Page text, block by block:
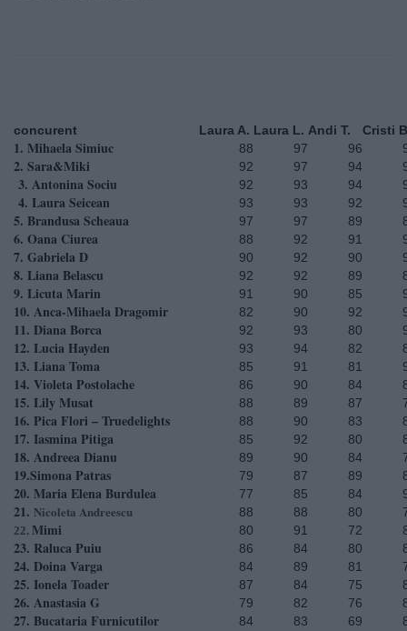
concurent Laura A. Laura L. Andi T. Cristi
1. Mihaela Simiuc 88 97 96
2. Sara&Miki 92 97 94
3. Antonina Sociu 92 93 94
4. Laura Seicean 93 93 92
5. Brandusa Scheaua 97 97 89
6. Oana Ciurea 88 92 91
7. Gabriela D 90 92 90
8. Liana Belascu 92 92 89
9. Licuta Marin 91 90 85
10. Anca-Mihaela Dragomir 82 90 92
11. Diana Borca 92 93 80
12. Lucia Hayden 93 94 82
13. Liana Toma 85 91 81
14. Violeta Postolache 86 90 84
15. Lily Musat 88 89 87
16. Pica Flori – Truedelights 88 90 83
17. Iasmina Pitiga 85 92 80
18. Andreea Dianu 89 90 84
19.Simona Patras 79 87 89
20. Maria Elena Burdulea 77 85 84
21. Nicoleta Andreescu 88 88 80
22. Mimi 80 91 72
23. Raluca Puiu 86 84 80
24. Doina Varga 84 89 81
25. Ionela Toader 87 84 75
26. Anastasia G 79 82 76
27. Bucataria Furnicutilor 84 83 69